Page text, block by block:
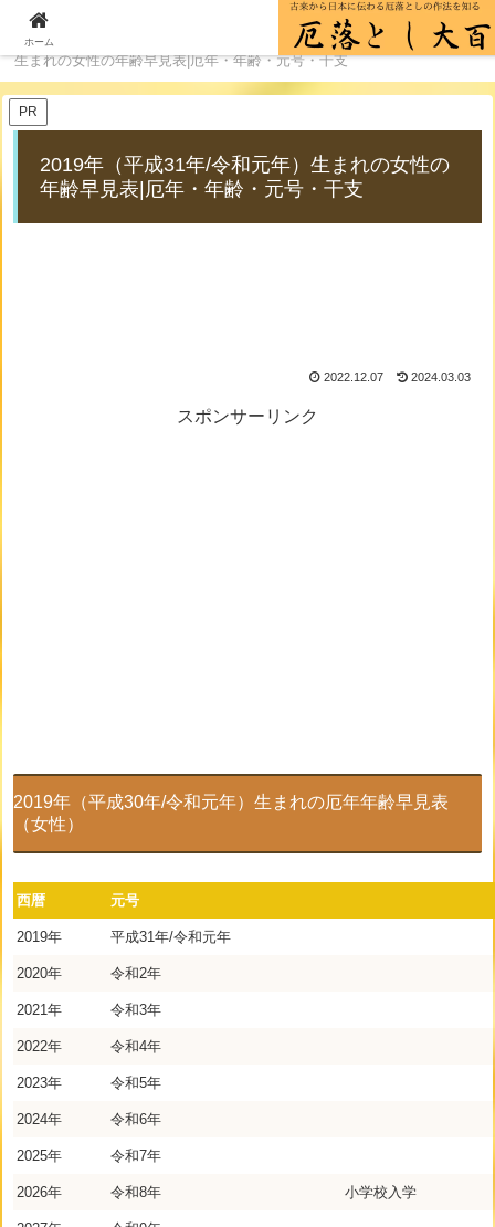
2019年（平成31年/令和元年）
生まれの女性の年齢早見表|厄年・年齢・元号・干支
PR
2019年（平成31年/令和元年）生まれの女性の
年齢早見表|厄年・年齢・元号・干支
2022.12.07 2024.03.03
スポンサーリンク
2019年（平成30年/令和元年）生まれの厄年年齢早見表
（女性）
西暦 元号
2019年 平成31年/令和元年
2020年 令和2年
2021年 令和3年
2022年 令和4年
2023年 令和5年
2024年 令和6年
2025年 令和7年
2026年 令和8年 小学校入学
ホーム